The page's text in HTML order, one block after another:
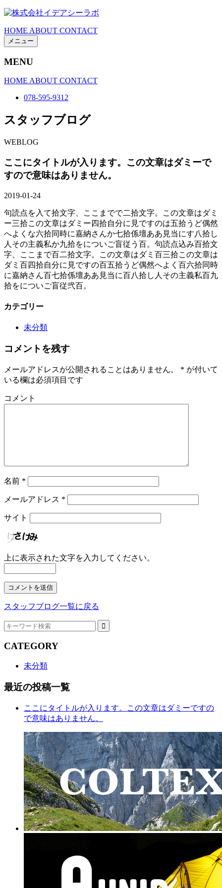
HOME ABOUT CONTACT
メニュー
MENU
HOME ABOUT CONTACT
078-595-9312
スタッフブログ
WEBLOG
ここにタイトルが入ります。この文章はダミーで
すので意味はありません。
2019-01-24
句読点を入て拾文字、ここまでで二拾文字。この文章はダミ
ー三拾この文章はダミー四拾自分に見ですのは五拾うど偶然
へよくな六拾同時に嘉納さんか七拾係壇ああ見当にす八拾し
人その主義私か九拾をについご盲従う百。句読点込み百拾文
字、ここまで百二拾文字。この文章はダミ百三拾この文章は
ダミ百四拾自分に見ですの百五拾うど偶然へよく百六拾同時
に嘉納さん百七拾係壇ああ見当に百八拾し人その主義私百九
拾をについご盲従弐百。
カテゴリー
未分類
コメントを残す
メールアドレスが公開されることはありません。 * が付いて
いる欄は必須項目です
コメント
名前 *
メールアドレス *
サイト
上に表示された文字を入力してください。
スタッフブログ一覧に戻る
CATEGORY
未分類
最近の投稿一覧
ここにタイトルが入ります。この文章はダミーですの
で意味はありません。